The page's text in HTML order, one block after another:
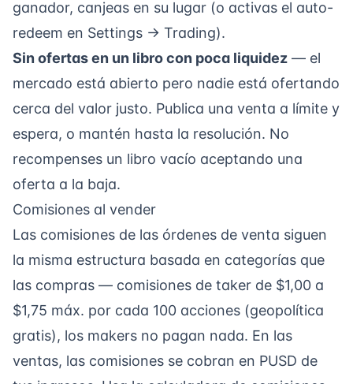
ganador, canjeas en su lugar (o activas el auto-
redeem en Settings → Trading).
Sin ofertas en un libro con poca liquidez — el
mercado está abierto pero nadie está ofertando
cerca del valor justo. Publica una venta a límite y
espera, o mantén hasta la resolución. No
recompenses un libro vacío aceptando una
oferta a la baja.
Comisiones al vender
Las comisiones de las órdenes de venta siguen
la misma estructura basada en categorías que
las compras — comisiones de taker de $1,00 a
$1,75 máx. por cada 100 acciones (geopolítica
gratis), los makers no pagan nada. En las
ventas, las comisiones se cobran en PUSD de